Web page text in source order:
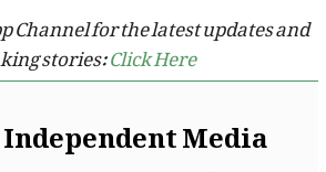
Channel for the latest updates and
stories:Click Here
Media